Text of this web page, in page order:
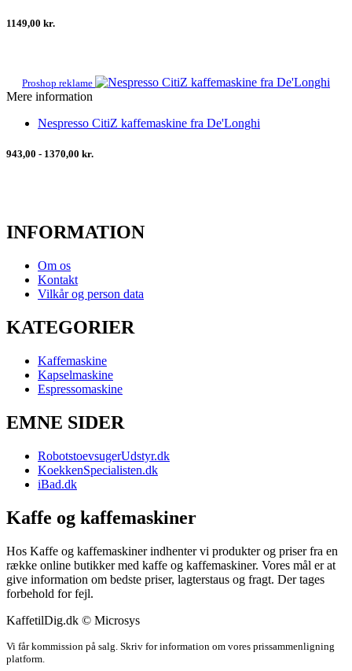
1149,00 kr.
Proshop reklame
Mere information
Nespresso CitiZ kaffemaskine fra De'Longhi
943,00 - 1370,00 kr.
INFORMATION
Om os
Kontakt
Vilkår og person data
KATEGORIER
Kaffemaskine
Kapselmaskine
Espressomaskine
EMNE SIDER
RobotstoevsugerUdstyr.dk
KoekkenSpecialisten.dk
iBad.dk
Kaffe og kaffemaskiner
Hos Kaffe og kaffemaskiner indhenter vi produkter og priser fra en
række online butikker med kaffe og kaffemaskiner. Vores mål er at
give information om bedste priser, lagterstaus og fragt. Der tages
forbehold for fejl.
KaffetilDig.dk © Microsys
Vi får kommission på salg. Skriv for information om vores prissammenligning
platform.